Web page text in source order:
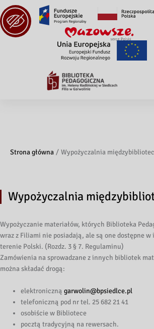
Strona główna Wypożyczalnia
Wypożyczalnia
Wypożyczanie materiałów, których Biblioteka
wraz z Filiami nie posiadają, ale są one dostępne
terenie Polski. (Rozdz. 3 § 7. Regulaminu)
Zamówienia na sprowadzane z innych bibliotek
można składać drogą:
elektronicznągarwolin@bpsiedlce.pl
telefoniczną pod nr tel. 25 682 21 41
osobiście w Bibliotece
pocztą tradycyjną na rewersach.